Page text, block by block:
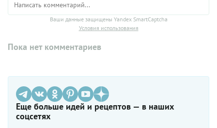
Ваши данные защищены Yandex SmartCaptcha
Условия использования
Пока нет комментариев
Еще больше идей и рецептов — в наших
соцсетях